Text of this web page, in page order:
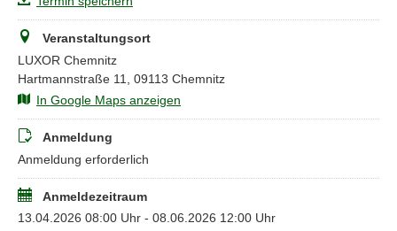
Veranstaltungsort
LUXOR Chemnitz
Hartmannstraße 11, 09113 Chemnitz
In Google Maps anzeigen
Anmeldung
Anmeldung erforderlich
Anmeldezeitraum
13.04.2026 08:00 Uhr - 08.06.2026 12:00 Uhr